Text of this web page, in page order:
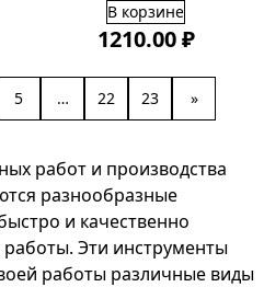
В корзине
1210.00 ₽
5 … 22 23 »
работ и производства
разнообразные
и качественно
Эти инструменты
работы различные виды